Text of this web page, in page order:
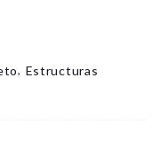
, Estructuras